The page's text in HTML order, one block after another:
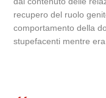
recupero del ruolo
comportamento della
stupefacenti mentre